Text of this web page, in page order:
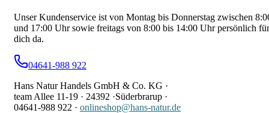
Unser Kundenservice ist von Montag bis Donnerstag zwischen
und 17:00 Uhr sowie freitags von 8:00 bis 14:00 Uhr persönlich für
dich da.
04641-988 922
Hans Natur Handels GmbH & Co. KG ·
team Allee 11-19 · 24392 ·Süderbrarup ·
04641-988 922 · onlineshop@hans-natur.de